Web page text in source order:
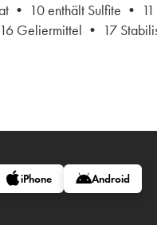
• 10 enthält Sulfite •
Geliermittel • 17
iPhone Android